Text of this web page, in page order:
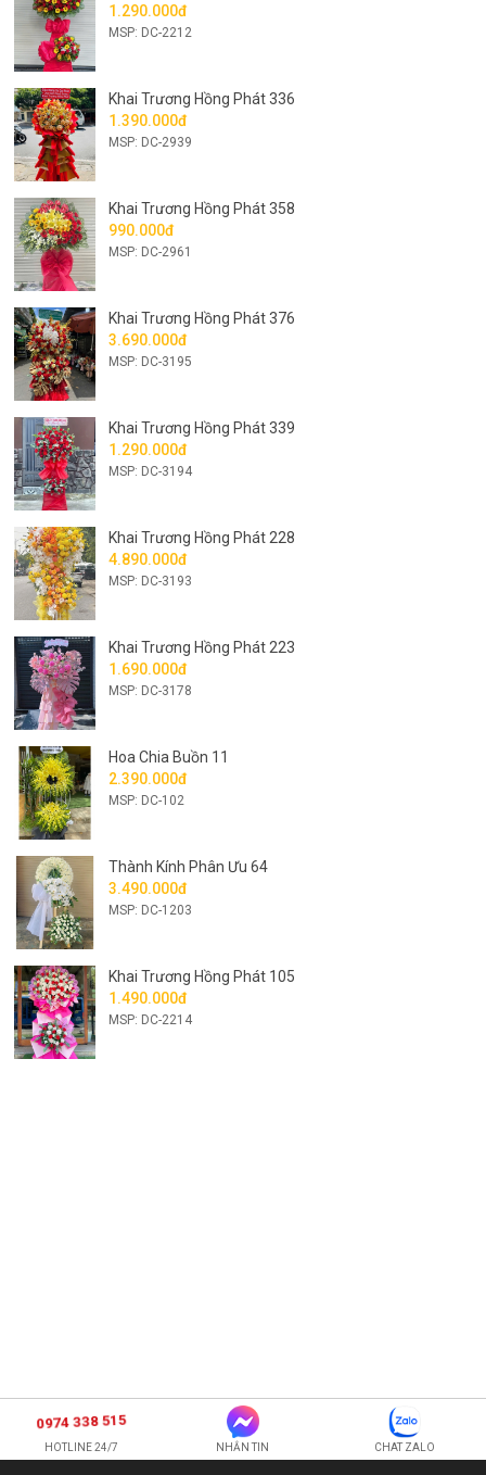
1.290.000đ
MSP: DC-2212
Khai Trương Hồng Phát 336
1.390.000đ
MSP: DC-2939
Khai Trương Hồng Phát 358
990.000đ
MSP: DC-2961
Khai Trương Hồng Phát 376
3.690.000đ
MSP: DC-3195
Khai Trương Hồng Phát 339
1.290.000đ
MSP: DC-3194
Khai Trương Hồng Phát 228
4.890.000đ
MSP: DC-3193
Khai Trương Hồng Phát 223
1.690.000đ
MSP: DC-3178
Hoa Chia Buồn 11
2.390.000đ
MSP: DC-102
Thành Kính Phân Ưu 64
3.490.000đ
MSP: DC-1203
Khai Trương Hồng Phát 105
1.490.000đ
MSP: DC-2214
0974 338 515
HOTLINE 24/7 NHẮN TIN CHAT ZALO